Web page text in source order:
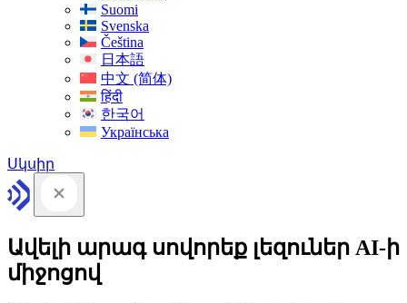
Suomi
Svenska
Čeština
日本語
中文 (简体)
हिंदी
한국어
Українська
Սկսիր
Ավելի արագ սովորեք լեզուներ AI-ի
միջոցով